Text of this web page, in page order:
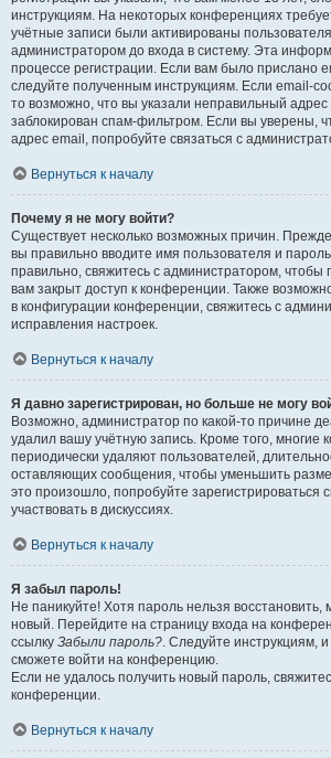
инструкциям. На некоторых конференциях
учётные записи были активированы
администратором до входа в систему. Эта
процессе регистрации. Если вам было прислано
следуйте полученным инструкциям. Если email-
то возможно, что вы указали неправильный
заблокирован спам-фильтром. Если вы уверены,
адрес email, попробуйте связаться с
Вернуться к началу
Почему я не могу войти?
Существует несколько возможных причин. Прежде
вы правильно вводите имя пользователя и
правильно, свяжитесь с администратором, чтобы
вам закрыт доступ к конференции. Также
в конфигурации конференции, свяжитесь с
исправления настроек.
Вернуться к началу
Я давно зарегистрирован, но больше не могу
Возможно, администратор по какой-то причине
удалил вашу учётную запись. Кроме того, многие
периодически удаляют пользователей,
оставляющих сообщения, чтобы уменьшить
это произошло, попробуйте зарегистрироваться
участвовать в дискуссиях.
Вернуться к началу
Я забыл пароль!
Не паникуйте! Хотя пароль нельзя восстановить,
новый. Перейдите на страницу входа на
ссылку Забыли пароль?. Следуйте инструкциям,
сможете войти на конференцию.
Если не удалось получить новый пароль,
конференции.
Вернуться к началу